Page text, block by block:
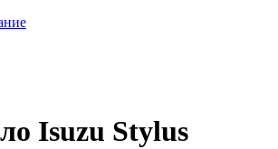
Isuzu Stylus